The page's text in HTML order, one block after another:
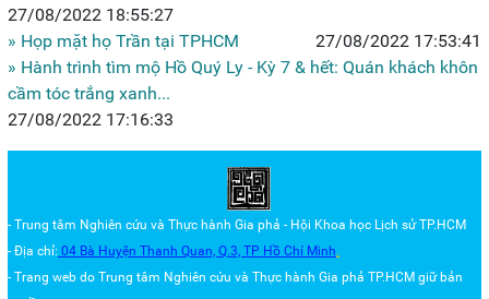
27/08/2022 18:55:27
» Họp mặt họ Trần tại TPHCM
27/08/2022 17:53:41
» Hành trình tìm mộ Hồ Quý Ly - Kỳ 7 & hết: Quán khách khôn
cầm tóc trắng xanh...
27/08/2022 17:16:33
- Trung tâm Nghiên cứu và Thực hành Gia phả - Hội Khoa học Lịch sử TP.HCM
- Địa chỉ: 04 Bà Huyện Thanh Quan, Q.3, TP Hồ Chí Minh.
- Trang web do Trung tâm Nghiên cứu và Thực hành Gia phả TP.HCM giữ bản